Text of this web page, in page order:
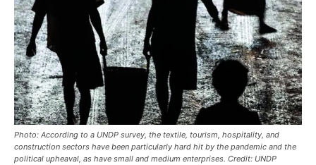
Photo: According to a UNDP survey, the textile, tourism, hospitality, and
construction sectors have been particularly hard hit by the pandemic and the
political upheaval, as have small and medium enterprises. Credit: UNDP